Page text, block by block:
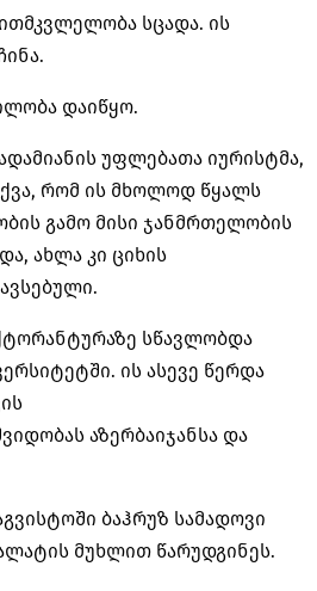
სცადა. ის
დაიწყო.
უფლებათა იურისტმა,
რომ ის მხოლოდ წყალს
გამო მისი ჯანმრთელობის
ახლა კი ციხის
სწავლობდა
ის ასევე წერდა
აზერბაიჯანსა და
ბაჰრუზ სამადოვი
მუხლით წარუდგინეს.